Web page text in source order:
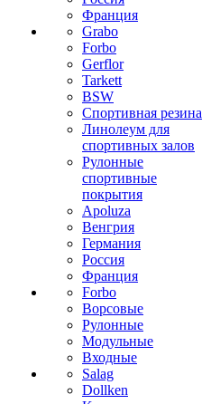
Франция
Grabo
Forbo
Gerflor
Tarkett
BSW
Спортивная резина
Линолеум для
спортивных залов
Рулонные
спортивные
покрытия
Apoluza
Венгрия
Германия
Россия
Франция
Forbo
Ворсовые
Рулонные
Модульные
Входные
Salag
Dollken